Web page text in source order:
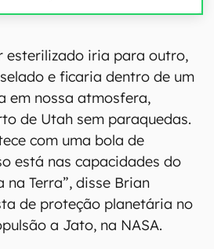
esterilizado iria para outro,
e ficaria dentro de um
em nossa atmosfera,
de Utah sem paraquedas.
com uma bola de
está nas capacidades do
Terra”, disse Brian
de proteção planetária no
a Jato, na NASA.